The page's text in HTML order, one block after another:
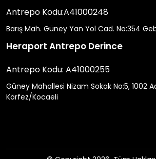
Antrepo Kodu:A41000248
Barış Mah. Güney Yan Yol Cad. No:354
Heraport Antrepo Derince
Antrepo Kodu: A41000255
Güney Mahallesi Nizam Sokak No:5, 1002
Körfez/Kocaeli